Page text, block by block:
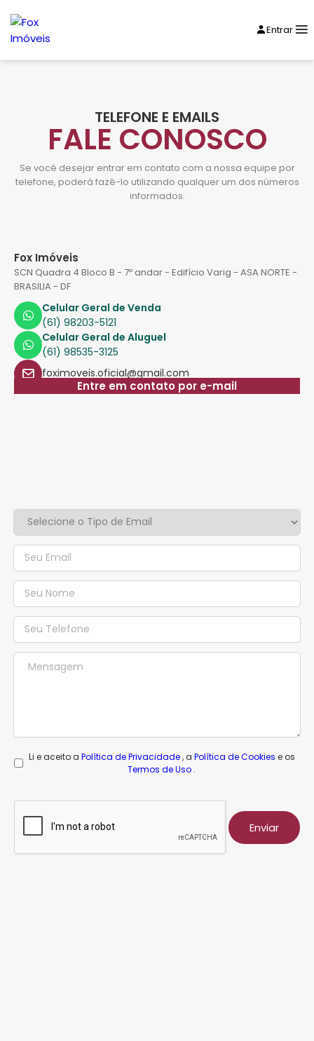
Entrar
TELEFONE E EMAILS
FALE CONOSCO
Se você desejar entrar em contato com a nossa equipe por
telefone, poderá fazê-lo utilizando qualquer um dos números
informados.
Fox Imóveis
SCN Quadra 4 Bloco B - 7º andar - Edifício Varig - ASA NORTE -
BRASILIA - DF
Celular Geral de Venda
(61) 98203-5121
Celular Geral de Aluguel
(61) 98535-3125
foximoveis.oficial@gmail.com
Entre em contato por e-mail
Li e aceito a Política de Privacidade, a Política de Cookies e os
Termos de Uso .
Enviar